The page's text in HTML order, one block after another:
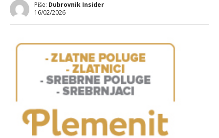
Piše: Dubrovnik Insider
16/02/2026